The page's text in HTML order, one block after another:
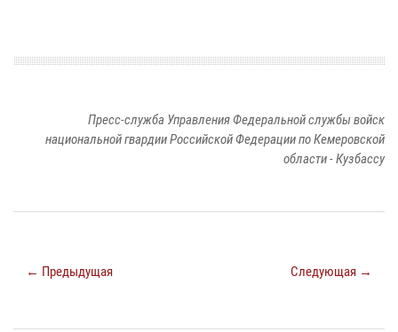
Пресс-служба Управления Федеральной службы войск
национальной гвардии Российской Федерации по Кемеровской
области - Кузбассу
← Предыдущая Следующая →